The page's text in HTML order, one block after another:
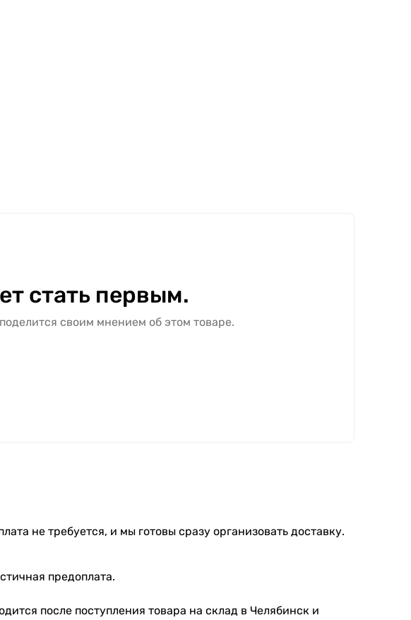
стать первым.
своим мнением об этом товаре.
не требуется, и мы готовы сразу организовать доставку.
предоплата.
после поступления товара на склад в Челябинск и